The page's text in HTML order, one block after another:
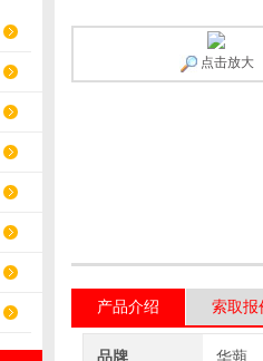
点击放大
产品介绍 索取报
品牌 华蒴